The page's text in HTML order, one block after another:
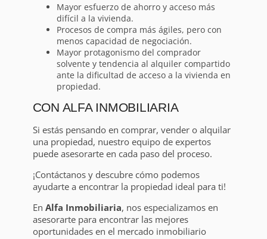
Mayor esfuerzo de ahorro y acceso más
difícil a la vivienda.
Procesos de compra más ágiles, pero con
menos capacidad de negociación.
Mayor protagonismo del comprador
solvente y tendencia al alquiler compartido
ante la dificultad de acceso a la vivienda en
propiedad.
CON ALFA INMOBILIARIA
Si estás pensando en comprar, vender o alquilar
una propiedad, nuestro equipo de expertos
puede asesorarte en cada paso del proceso.
¡Contáctanos y descubre cómo podemos
ayudarte a encontrar la propiedad ideal para ti!
En Alfa Inmobiliaria, nos especializamos en
asesorarte para encontrar las mejores
oportunidades en el mercado inmobiliario